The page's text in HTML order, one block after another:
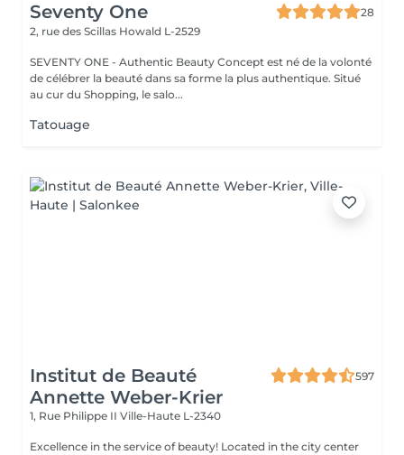
Seventy One
28
2, rue des Scillas Howald L-2529
SEVENTY ONE - Authentic Beauty Concept est né de la volonté
de célébrer la beauté dans sa forme la plus authentique. Situé
au cur du Shopping, le salo...
Tatouage
Institut de Beauté
Annette Weber-Krier
597
1, Rue Philippe II Ville-Haute L-2340
Excellence in the service of beauty! Located in the city center